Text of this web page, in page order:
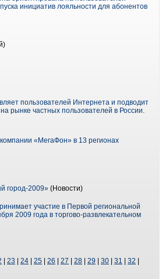
инициатив лояльности для абонентов
пользователей Интернета и подводит
рынке частных пользователей в России.
«МегаФон» в 13 регионах
город-2009» (Новости)
участие в Первой региональной
2009 года в торгово-развлекательном
23 24 25 26 27 28 29 30 31 32